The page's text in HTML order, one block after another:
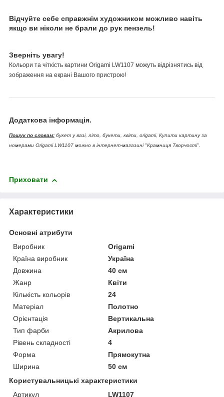
Відчуйте себе справжнім художником можливо навіть
якщо ви ніколи не брали до рук пензель!
Зверніть увагу!
Кольори та чіткість картини Origami LW1107 можуть відрізнятись від
зображення на екрані Вашого пристрою!
Додаткова інформація.
Пошук по словам: букет у вазі, літо, букети, квіти, origami, Купити картину за
номерами Origami LW1107 можно в інтернет-магазині "Крамниця Творчості".
Приховати
Характеристики
Основні атрибути
Виробник
Origami
Країна виробник
Україна
Довжина
40 см
Жанр
Квіти
Кількість кольорів
24
Матеріал
Полотно
Орієнтація
Вертикальна
Тип фарби
Акрилова
Рівень складності
4
Форма
Прямокутна
Ширина
50 см
Користувальницькі характеристики
Артикул
LW1107